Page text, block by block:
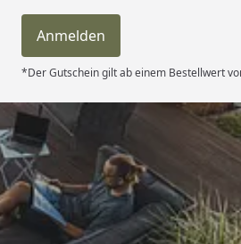
Anmelden
*Der Gutschein gilt ab einem Bestellwert
Trusted
4,81/ 5